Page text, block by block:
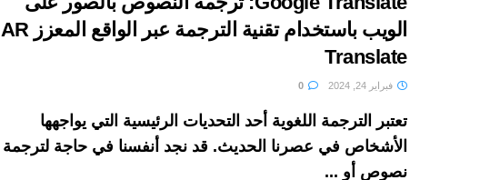
الويب باستخدام تقنية الترجمة عبر الواقع المعزز AR
Translate
فبراير 24, 2024
تعتبر الترجمة اللغوية أحد التحديات الرئيسية التي يواجهها
الأشخاص في عصرنا الحديث. قد نجد أنفسنا في حاجة لترجمة
نصوص أو ...